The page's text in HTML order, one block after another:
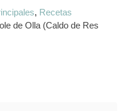
, Recetas
de Olla (Caldo de Res